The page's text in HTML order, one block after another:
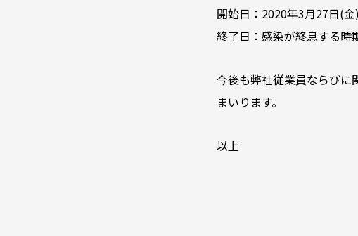
開始日：2020年3月27日(金)
終了日：感染が終息する時
今後も弊社従業員ならびに
まいります。
以上